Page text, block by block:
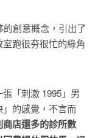
創意概念，引出了
跑很夯很忙的綠角
「刺激 1995」男
」的感覺，不言而
店還多的診所數